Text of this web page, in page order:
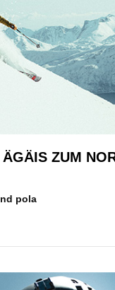
ZUM
pola